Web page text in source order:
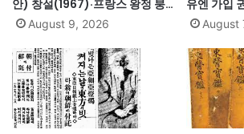
안) 창설(1967)·프랑스 왕정 붕
괴·루이 16세 폐위(1792)·무용가
최승희 별세(1969)·김대중 도쿄
납치사건(1973)
August 9, 2026
유엔 가입
(1991)·싱
서 분리 독
게이트로
(1974)
August